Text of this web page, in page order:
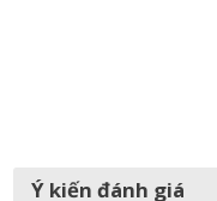
Ý kiến đánh giá